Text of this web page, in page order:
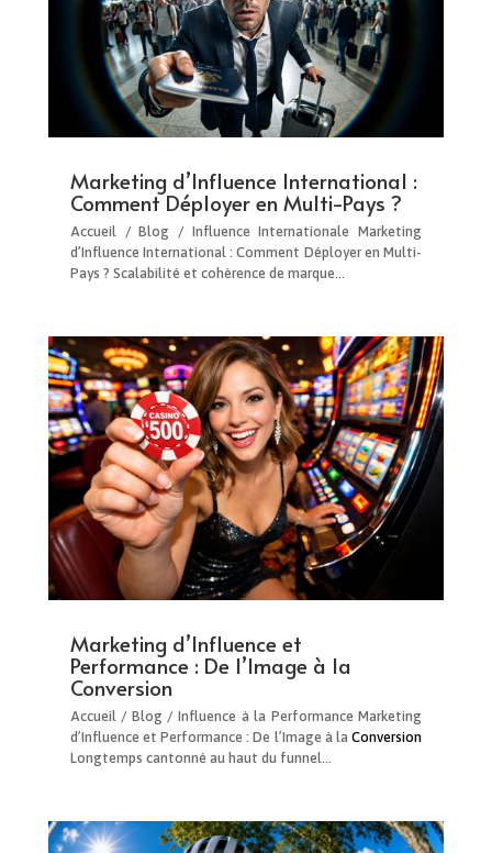
Marketing d’Influence International :
Comment Déployer en Multi-Pays ?
Accueil / Blog / Influence Internationale Marketing
d’Influence International : Comment Déployer en Multi-
Pays ? Scalabilité et cohérence de marque…
Marketing d’Influence et
Performance : De l’Image à la
Conversion
Accueil / Blog / Influence à la Performance Marketing
d’Influence et Performance : De l’Image à laConversion
Longtemps cantonné au haut du funnel…